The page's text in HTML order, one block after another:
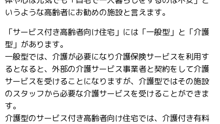
いうような高齢者にお勧めの施設と言えます。
「サービス付き高齢者向け住宅」には「一般型」と「介護
型」があります。
一般型では、介護が必要になり介護保険サービスを利用す
るとなると、外部の介護サービス事業者と契約をして介護
サービスを受けることになりますが、介護型ではその施設
のスタッフから必要な介護サービスを受けることができま
す。
介護型のサービス付き高齢者向け住宅では、介護付き有料